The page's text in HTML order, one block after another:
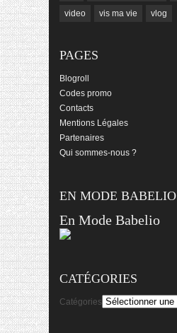
video vis ma vie vlog
PAGES
Blogroll
Codes promo
Contacts
Mentions Légales
Partenaires
Qui sommes-nous ?
EN MODE BABELIO
En Mode Babelio
CATÉGORIES
Catégories